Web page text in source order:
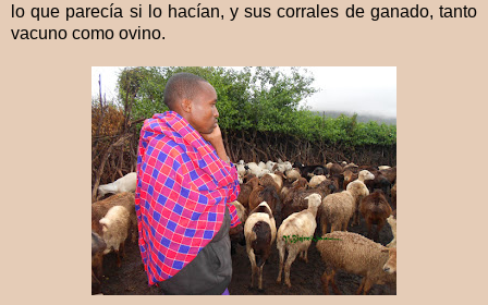
lo que parecía si lo hacían, y sus corrales de ganado, tanto
vacuno como ovino.